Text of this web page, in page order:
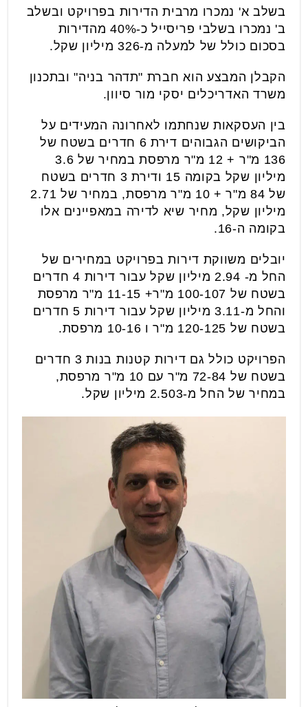
בשלב א' נמכרו מרבית הדירות בפרויקט ובשלב
ב' נמכרו בשלבי פריסייל כ-40% מהדירות
בסכום כולל של למעלה מ-326 מיליון שקל.
הקבלן המבצע הוא חברת "תדהר בניה" ובתכנון
משרד האדריכלים יסקי מור סיוון.
בין העסקאות שנחתמו לאחרונה המעידים על
הביקושים הגבוהים דירת 6 חדרים בשטח של
136 מ"ר + 12 מ"ר מרפסת במחיר של 3.6
מיליון שקל בקומה 15 ודירת 3 חדרים בשטח
של 84 מ"ר + 10 מ"ר מרפסת, במחיר של 2.71
מיליון שקל, מחיר שיא לדירה במאפיינים אלו
בקומה ה-16.
יובלים משווקת דירות בפרויקט במחירים של
החל מ- 2.94 מיליון שקל עבור דירות 4 חדרים
בשטח של 100-107 מ"ר+ 11-15 מ"ר מרפסת
והחל מ-3.11 מיליון שקל עבור דירות 5 חדרים
בשטח של 120-125 מ"ר ו 10-16 מרפסת.
הפרויקט כולל גם דירות קטנות בנות 3 חדרים
בשטח של 72-84 מ"ר עם 10 מ"ר מרפסת,
במחיר של החל מ-2.503 מיליון שקל.